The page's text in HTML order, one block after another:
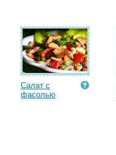
Салат с
фасолью